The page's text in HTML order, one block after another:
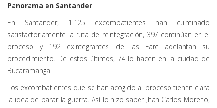
Panorama en Santander
En Santander, 1.125 excombatientes han culminado
satisfactoriamente la ruta de reintegración, 397 continúan en el
proceso y 192 exintegrantes de las Farc adelantan su
procedimiento. De estos últimos, 74 lo hacen en la ciudad de
Bucaramanga.
Los excombatientes que se han acogido al proceso tienen clara
la idea de parar la guerra. Así lo hizo saber Jhan Carlos Moreno,